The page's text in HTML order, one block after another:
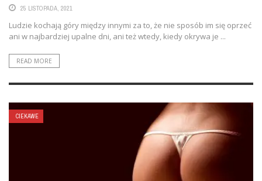
25 LISTOPADA, 2021
Ludzie kochają góry między innymi za to, że nie sposób im się oprzeć
ani w najbardziej upalne dni, ani też wtedy, kiedy okrywa je ...
READ MORE
CIEKAWE